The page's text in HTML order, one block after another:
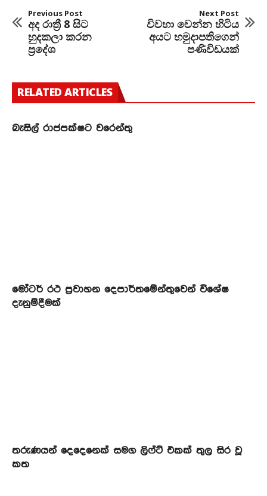
Previous Post
අද රාත්‍රී 8 සිට
හුදකලා කරන
ප්‍රදේශ
Next Post
විවහා වෙන්න හිටිය
අයට හමුදාපතිගෙන්
පණිවිඩයක්
RELATED ARTICLES
බැසිල් රාජපක්ෂට වරෙන්තු
මෝටර් රථ ප්‍රවාහන දෙපාර්තමේන්තුවෙන් විශේෂ
දැනුම්දීමක්
තරුණයන් දෙදෙනෙක් සමග ලිෆ්ට් එකක් තුල සිර වූ
කත